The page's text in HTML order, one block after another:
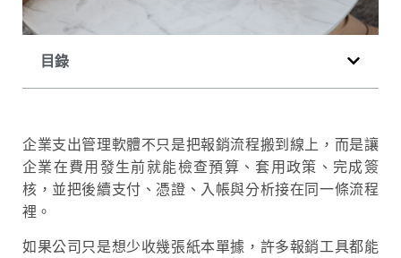
目錄
企業支出管理軟體不只是把報銷流程搬到線上，而是讓
企業在費用發生前就能檢查預算、套用政策、完成簽
核，並把後續支付、憑證、入帳與分析接在同一條流程
裡。
如果公司只是想少收幾張紙本單據，許多報銷工具都能